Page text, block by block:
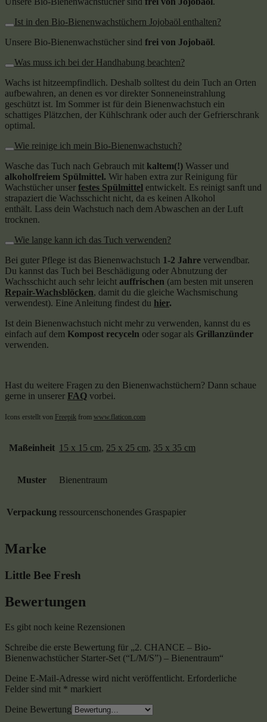
Ist in den Bio-Bienenwachstüchern Jojobaöl enthalten?
Unsere Bio-Bienenwachstücher sind frei von Jojobaöl.
Was muss ich bei der Handhabung beachten?
Wachs ist hitzeempfindlich. Deshalb solltest du dein Tuch an Orten
aufbewahren, an denen es vor direkter Sonneneinstrahlung
geschützt ist. Im Sommer ist für dein Bienenwachstuch ein
schattiges Plätzchen, der Kühlschrank oder auch der Gefrierschrank
optimal.
Wie reinige ich mein Bio-Bienenwachstuch?
Wasche das Tuch nach Gebrauch mit kaltem(!) Wasser und
alkoholfreiem Spülmittel. Wir haben extra zur Reinigung für
Wachstücher unser festes Spülmittel entwickelt. Es reinigt sanft und
strapaziert die Wachsschicht nicht, da es keinen Alkohol
enthält. Lass dein Wachstuch nach dem Abwaschen an der Luft
trocknen.
Wie lange kann ich das Tuch verwenden?
Bei guter Pflege ist das Bienenwachstuch 1-2 Jahre verwendbar.
Du kannst das Tuch bei Beschädigung oder Abnutzung der
Wachsschicht auch sehr leicht auffrischen (am besten mit unseren
Repair-Wachsblöcken, damit du die gleiche Wachsmischung
verwendest). Eine Anleitung findest du hier.
Ist dein Bienenwachstuch nicht mehr zu verwenden, kannst du es
einfach auf dem Kompost recyceln oder sogar als Grillanzünder
verwenden.
Hast du weitere Fragen zu den Bienenwachstüchern? Dann schaue
gerne in unserer FAQ vorbei.
Icons erstellt von Freepik from www.flaticon.com
Maßeinheit 15 x 15 cm, 25 x 25 cm, 35 x 35 cm
Muster Bienentraum
Verpackung ressourcenschonendes Graspapier
Marke
Little Bee Fresh
Bewertungen
Es gibt noch keine Rezensionen
Schreibe die erste Bewertung für „2. CHANCE – Bio-
Bienenwachstücher Starter-Set (“L/M/S”) – Bienentraum“
Deine E-Mail-Adresse wird nicht veröffentlicht. Erforderliche
Felder sind mit * markiert
Deine Bewertung